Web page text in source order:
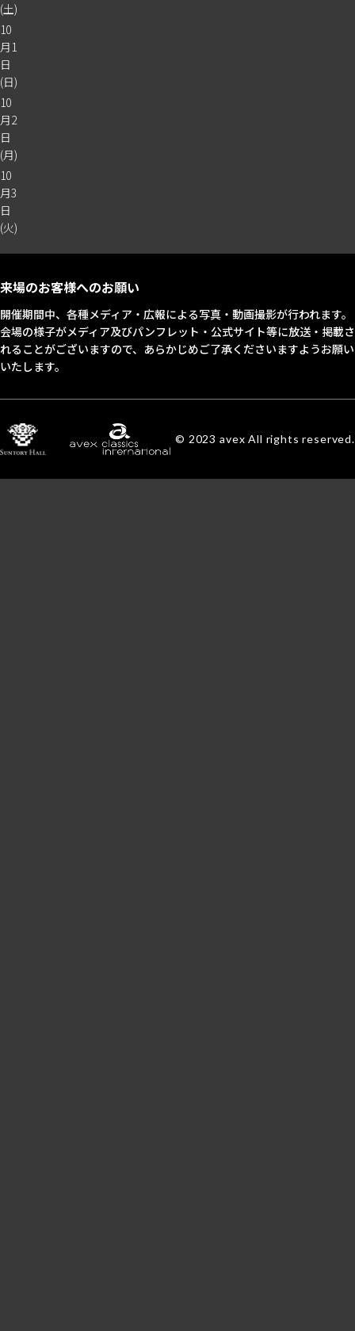
(土)
10
月1
日
(日)
10
月2
日
(月)
10
月3
日
(火)
来場のお客様へのお願い
開催期間中、各種メディア・広報による写真・動画撮影が行われます。
会場の様子がメディア及びパンフレット・公式サイト等に放送・掲載さ
れることがございますので、あらかじめご了承くださいますようお願い
いたします。
© 2023 avex All rights reserved.